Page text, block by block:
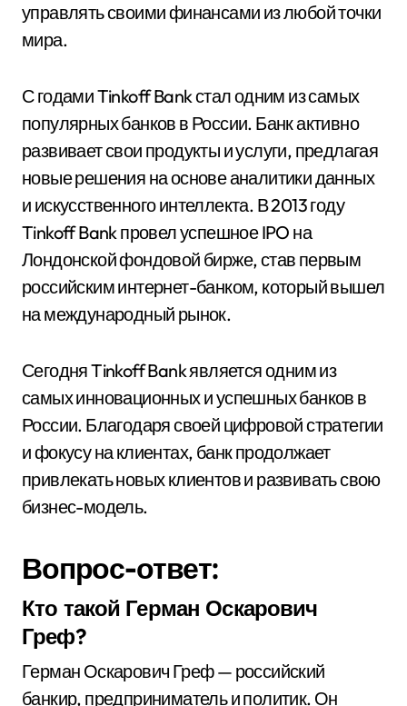
управлять своими финансами из любой точки
мира.
С годами Tinkoff Bank стал одним из самых
популярных банков в России. Банк активно
развивает свои продукты и услуги, предлагая
новые решения на основе аналитики данных
и искусственного интеллекта. В 2013 году
Tinkoff Bank провел успешное IPO на
Лондонской фондовой бирже, став первым
российским интернет-банком, который вышел
на международный рынок.
Сегодня Tinkoff Bank является одним из
самых инновационных и успешных банков в
России. Благодаря своей цифровой стратегии
и фокусу на клиентах, банк продолжает
привлекать новых клиентов и развивать свою
бизнес-модель.
Вопрос-ответ:
Кто такой Герман Оскарович
Греф?
Герман Оскарович Греф — российский
банкир, предприниматель и политик. Он